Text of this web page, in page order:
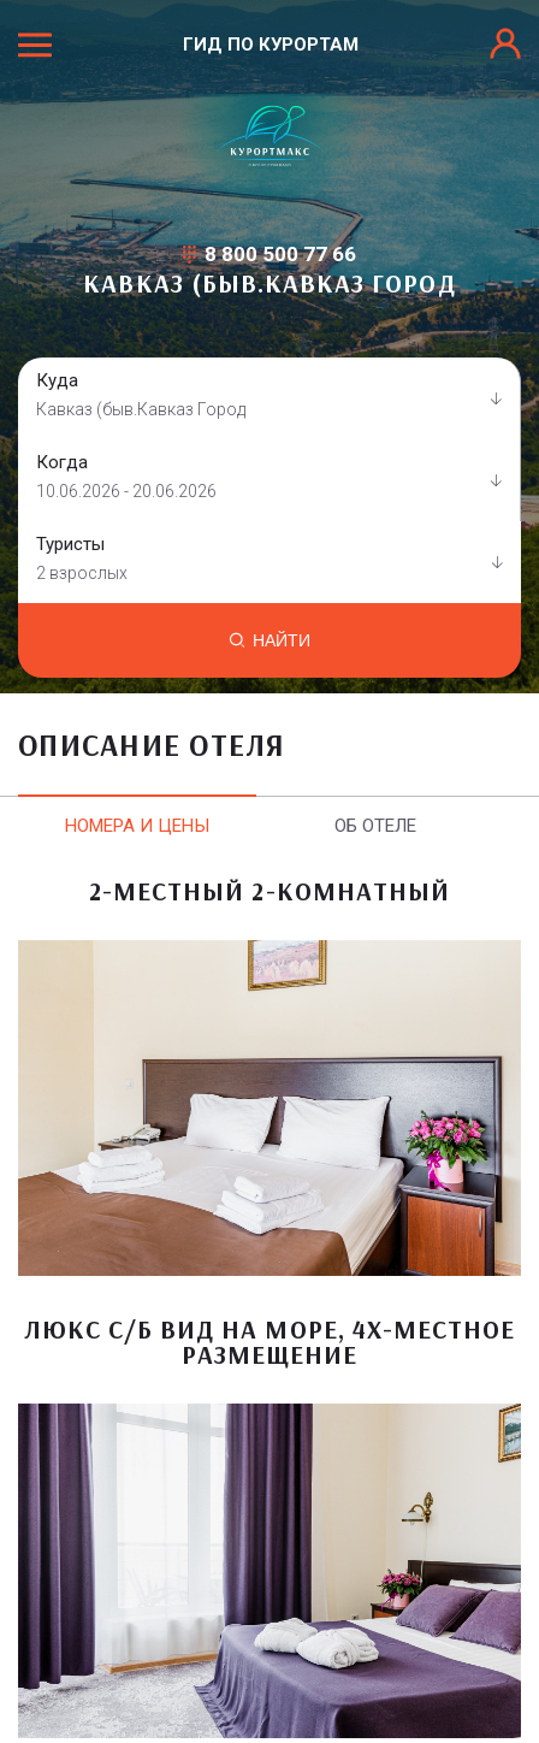
ГИД ПО КУРОРТАМ
8 800 500 77 66
КАВКАЗ (БЫВ.КАВКАЗ ГОРОД
Куда
Кавказ (быв.Кавказ Город
Когда
10.06.2026 - 20.06.2026
Туристы
2 взрослых
НАЙТИ
ОПИСАНИЕ ОТЕЛЯ
НОМЕРА И ЦЕНЫ ОБ ОТЕЛЕ
2-МЕСТНЫЙ 2-КОМНАТНЫЙ
ЛЮКС С/Б ВИД НА МОРЕ, 4Х-МЕСТНОЕ
РАЗМЕЩЕНИЕ